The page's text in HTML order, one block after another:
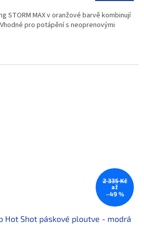
STORM MAX v oranžové barvě kombinují
pro potápění s neoprenovými
2 335 Kč
až
–49 %
Hot Shot páskové ploutve - modrá